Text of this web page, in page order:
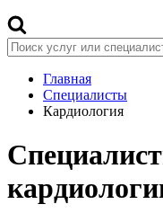
Главная
Специалисты
Кардиология